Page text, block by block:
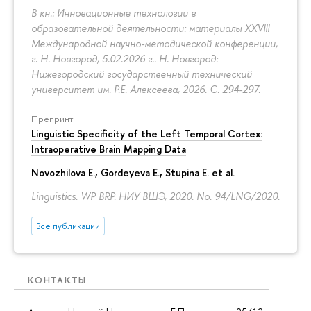
В кн.: Инновационные технологии в
образовательной деятельности: материалы XXVIII
Международной научно-методической конференции,
г. Н. Новгород, 5.02.2026 г.. Н. Новгород:
Нижегородский государственный технический
университет им. Р.Е. Алексеева, 2026. С. 294-297.
Препринт
Linguistic Specificity of the Left Temporal Cortex:
Intraoperative Brain Mapping Data
Novozhilova E., Gordeyeva E., Stupina E. et al.
Linguistics. WP BRP. НИУ ВШЭ, 2020. No. 94/LNG/2020.
Все публикации
КОНТАКТЫ